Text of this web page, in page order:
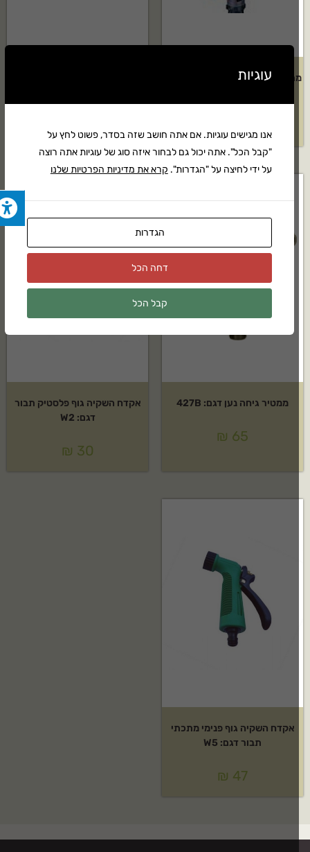
ממטיר גיחה נען דגם: 427B
₪65
אקדח השקיה גוף פלסטיק תבור
דגם: W2
₪30
אקדח השקיה גוף פנימי מתכתי
תבור דגם: W5
₪47
עוגיות
אנו מגישים עוגיות. אם אתה חושב שזה בסדר, פשוט לחץ על
"קבל הכל". אתה יכול גם לבחור איזה סוג של עוגיות אתה רוצה
על ידי לחיצה על "הגדרות".קרא את מדיניות הפרטיות שלנו
הגדרות
דחה הכל
קבל הכל